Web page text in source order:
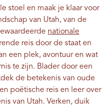
stoel en maak je klaar voor
van Utah, van de
nationale
reis door de staat en
een plek, avontuur en wat
te zijn. Blader door een
de betekenis van oude
poëtische reis en leer over
van Utah. Verken, duik